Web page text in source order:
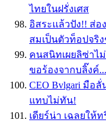
ไทยในฝรั่งเศส
อิสระเเล้วปัง!! ส่
สมเป็นตัวท็อปจริง
คนสนิทเผยลิซ่าไ
ขอร้องจากบลิ๊งค์...
CEO Bvlgari มือ
แทบไม่ทัน!
เดียร์น่า เฉลยให้